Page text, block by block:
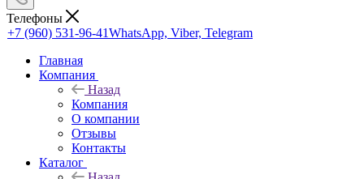
Телефоны
+7 (960) 531-96-41WhatsApp, Viber, Telegram
Главная
Компания
Назад
Компания
О компании
Отзывы
Контакты
Каталог